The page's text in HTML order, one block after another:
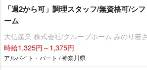
「週2から可」調理スタッフ/無資格可/シ
ーム
大信産業 株式会社/グループホーム みのり若
時給1,325円～1,375円
アルバイト・パート / 神奈川県